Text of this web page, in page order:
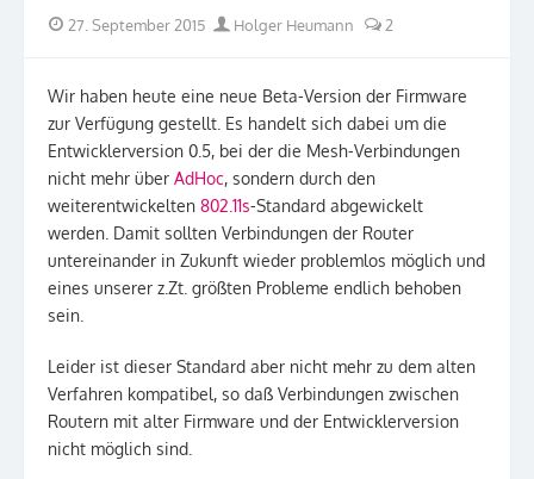
Posted
27. September 2015 Author
Holger Heumann 2
Wir haben heute eine neue Beta-Version der Firmware
zur Verfügung gestellt. Es handelt sich dabei um die
Entwicklerversion 0.5, bei der die Mesh-Verbindungen
nicht mehr über AdHoc, sondern durch den
weiterentwickelten 802.11s-Standard abgewickelt
werden. Damit sollten Verbindungen der Router
untereinander in Zukunft wieder problemlos möglich und
eines unserer z.Zt. größten Probleme endlich behoben
sein.
Leider ist dieser Standard aber nicht mehr zu dem alten
Verfahren kompatibel, so daß Verbindungen zwischen
Routern mit alter Firmware und der Entwicklerversion
nicht möglich sind.